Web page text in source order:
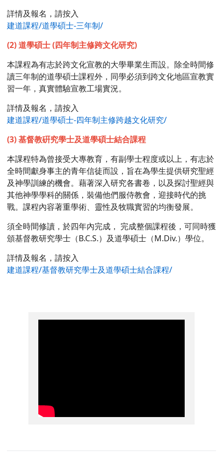
詳情及報名，請按入
建道課程/道學碩士-三年制/
(2) 道學碩士 (四年制主修跨文化研究)
本課程為有志於跨文化宣教的大學畢業生而設。除全時間修
讀三年制的道學碩士課程外，同學必須到跨文化地區宣教實
習一年，真實體驗宣教工場實況。
詳情及報名，請按入
建道課程/道學碩士-四年制主修跨越文化研究/
(3) 基督教硏究學士及道學碩士結合課程
本課程特為曾接受大專教育，有副學士程度或以上，有志於
全時間獻身事主的青年信徒而設，旨在為學生提供研究聖經
及神學訓練的機會。藉著深入研究各書卷，以及探討聖經與
其他神學學科的關係，裝備他們服侍教會，迎接時代的挑
戰。課程內容著重學術、靈性及牧職實習的均衡發展。
須全時間修讀，於四年內完成， 完成整個課程後，可同時獲
頒基督教研究學士（B.C.S.）及道學碩士（M.Div.）學位。
詳情及報名，請按入
建道課程/基督教研究學士及道學碩士結合課程/